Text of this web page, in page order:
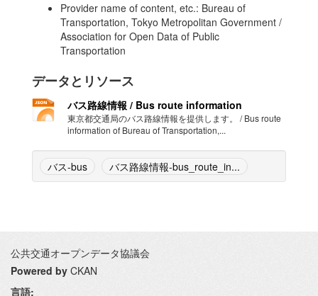
Provider name of content, etc.: Bureau of
Transportation, Tokyo Metropolitan Government /
Association for Open Data of Public
Transportation
データとリソース
バス路線情報 / Bus route information
東京都交通局のバス路線情報を提供します。 / Bus route
information of Bureau of Transportation,...
バス-bus バス路線情報-bus_route_in...
公共交通オープンデータ協議会
Powered by CKAN
言語